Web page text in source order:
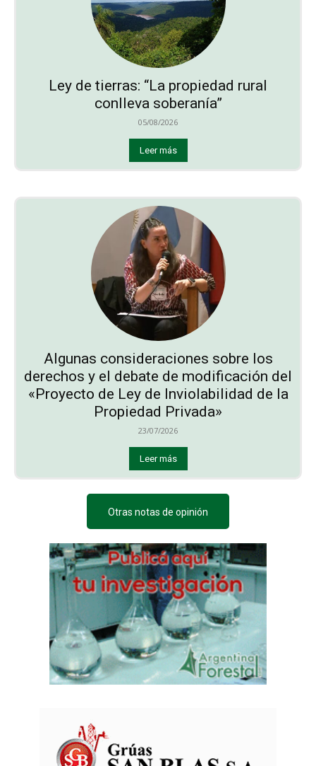
Ley de tierras: “La propiedad rural
conlleva soberanía”
05/08/2026
Leer más
Algunas consideraciones sobre los
derechos y el debate de modificación del
«Proyecto de Ley de Inviolabilidad de la
Propiedad Privada»
23/07/2026
Leer más
Otras notas de opinión